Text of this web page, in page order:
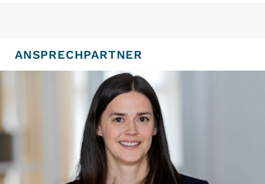
ANSPRECHPARTNER